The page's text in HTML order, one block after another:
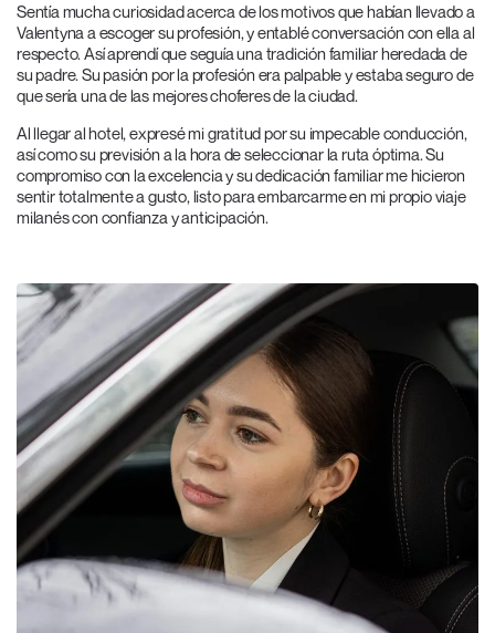
Sentía mucha curiosidad acerca de los motivos que habían llevado a
Valentyna a escoger su profesión, y entablé conversación con ella al
respecto. Así aprendí que seguía una tradición familiar heredada de
su padre. Su pasión por la profesión era palpable y estaba seguro de
que sería una de las mejores choferes de la ciudad.
Al llegar al hotel, expresé mi gratitud por su impecable conducción,
así como su previsión a la hora de seleccionar la ruta óptima. Su
compromiso con la excelencia y su dedicación familiar me hicieron
sentir totalmente a gusto, listo para embarcarme en mi propio viaje
milanés con confianza y anticipación.